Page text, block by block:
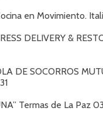
en Movimiento.
DELIVERY &
DE SOCORROS
Termas de La Paz